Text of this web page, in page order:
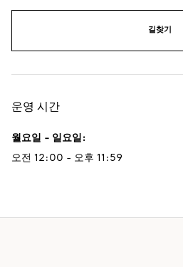
길찾기
운영 시간
월요일 - 일요일:
오전 12:00 - 오후 11:59